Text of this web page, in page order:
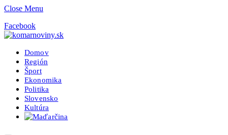
Close Menu
Facebook
Domov
Región
Šport
Ekonomika
Politika
Slovensko
Kultúra